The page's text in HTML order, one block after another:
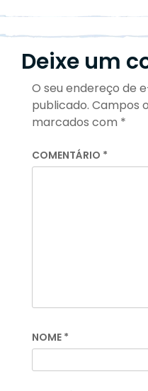
Deixe um
O seu endereço de
publicado. Campos
marcados com *
COMENTÁRIO *
NOME *